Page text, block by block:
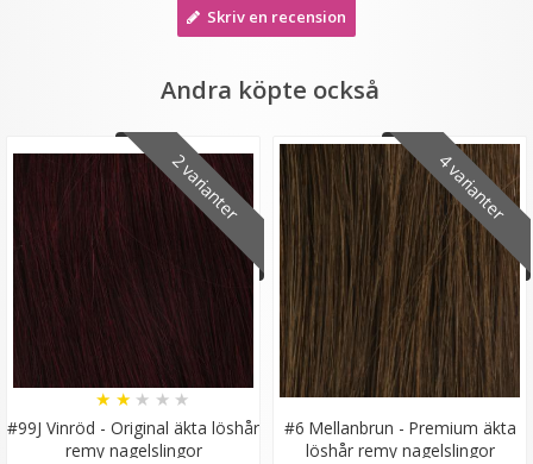
Mizzy Tangler brush - Zebramönster rosa
★ ★ ★★
99 kr
LÄGG I VARUKORG
Skriv en recension
Andra köpte också
2 varianter
#99J Vinröd - Original äkta löshår
remy nagelslingor
★ ★ ★ ★ ★
4 varianter
#6 Mellanbrun - Premium äkta
löshår remy nagelslingor